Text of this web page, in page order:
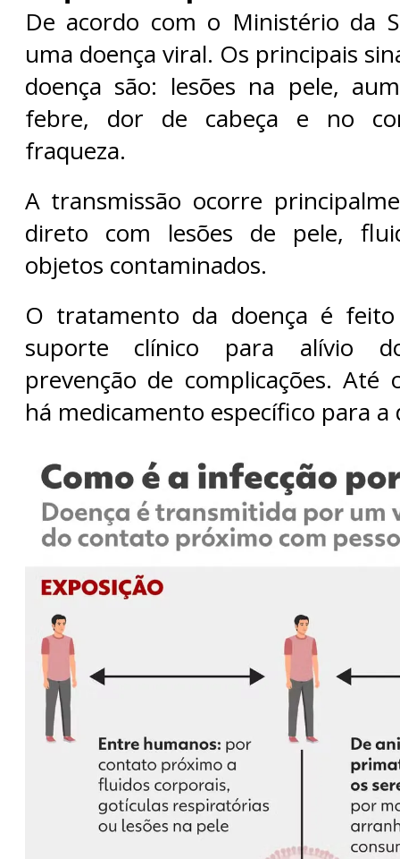
De acordo com o Ministério da
uma doença viral. Os principais
doença são: lesões na pele,
febre, dor de cabeça e no
fraqueza.
A transmissão ocorre
direto com lesões de pele,
objetos contaminados.
O tratamento da doença é
suporte clínico para alívio
prevenção de complicações. Até
há medicamento específico para a